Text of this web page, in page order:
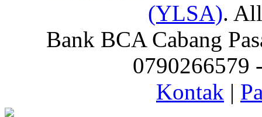
(YLSA).
Bank BCA Cabang
0790266579
Kontak |